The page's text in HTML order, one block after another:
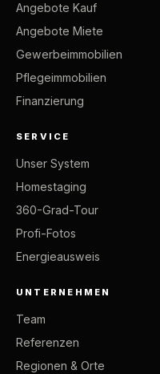
Angebote Kauf
Angebote Miete
Gewerbeimmobilien
Pflegeimmobilien
Finanzierung
SERVICE
Unser System
Homestaging
360-Grad-Tour
Profi-Fotos
Energieausweis
UNTERNEHMEN
Team
Referenzen
Regionen & Orte